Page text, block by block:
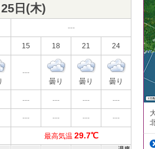
日(木)
---
15 18 21 24
---
曇り
曇り 曇り
--- --- --- ---
--- --- --- ---
最高気温 29.7℃